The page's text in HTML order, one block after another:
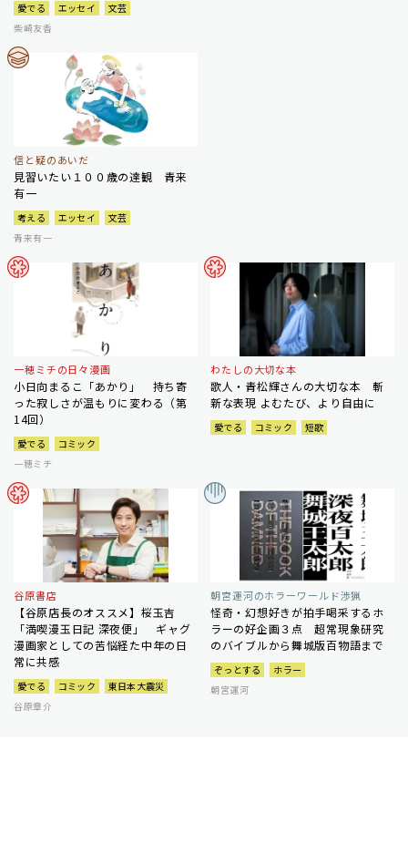
愛でる エッセイ
文芸
柴崎友香
信と疑のあいだ
見習いたい１００歳の達観 青来
有一
考える エッセイ
文芸
青来有一
一穂ミチの日々漫画
小日向まるこ「あかり」 持ち寄
った寂しさが温もりに変わる（第
14回）
愛でる
コミック
一穂ミチ
わたしの大切な本
歌人・青松輝さんの大切な本 斬
新な表現 よむたび、より自由に
愛でる コミック 短歌
谷原書店
【谷原店長のオススメ】桜玉吉
「満喫漫玉日記 深夜便」 ギャグ
漫画家としての苦悩経た中年の日
常に共感
愛でる コミック
東日本大震災
谷原章介
朝宮運河のホラーワールド渉猟
怪奇・幻想好きが拍手喝采するホ
ラーの好企画３点 超常現象研究
のバイブルから舞城版百物語まで
ぞっとする
ホラー
朝宮運河